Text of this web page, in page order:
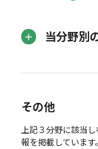
当分野別
その他
上記３分野に該当
報を掲載しています。